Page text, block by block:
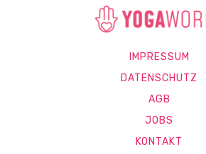
IMPRESSUM
DATENSCHUTZ
AGB
JOBS
KONTAKT